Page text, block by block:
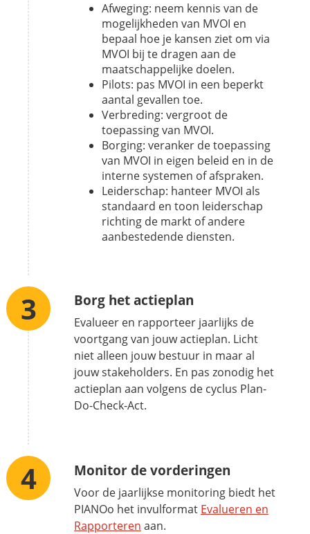
Afweging: neem kennis van de
mogelijkheden van MVOI en
bepaal hoe je kansen ziet om via
MVOI bij te dragen aan de
maatschappelijke doelen.
Pilots: pas MVOI in een beperkt
aantal gevallen toe.
Verbreding: vergroot de
toepassing van MVOI.
Borging: veranker de toepassing
van MVOI in eigen beleid en in de
interne systemen of afspraken.
Leiderschap: hanteer MVOI als
standaard en toon leiderschap
richting de markt of andere
aanbestedende diensten.
Borg het actieplan
Evalueer en rapporteer jaarlijks de
voortgang van jouw actieplan. Licht
niet alleen jouw bestuur in maar al
jouw stakeholders. En pas zonodig het
actieplan aan volgens de cyclus Plan-
Do-Check-Act.
Monitor de vorderingen
Voor de jaarlijkse monitoring biedt het
PIANOo het invulformat Evalueren en
Rapporteren aan.